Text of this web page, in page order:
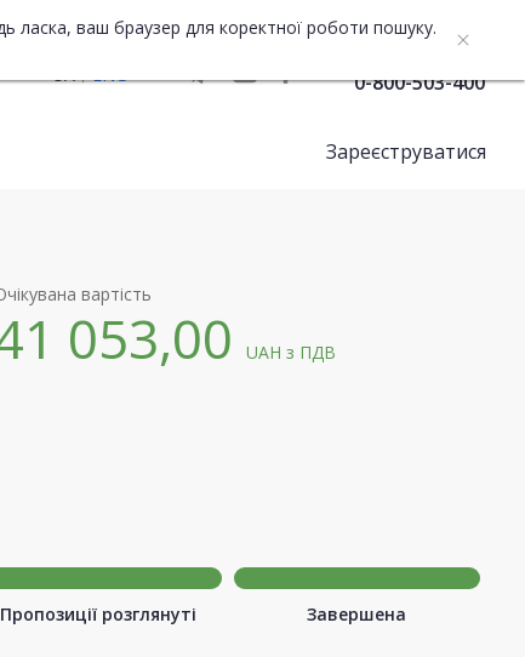
ласка, ваш браузер для коректної роботи пошуку.
UA
ENG 0-800-503-400
Зареєструватися
вартість
053,00UAHз ПДВ
Пропозиції розглянуті Завершена